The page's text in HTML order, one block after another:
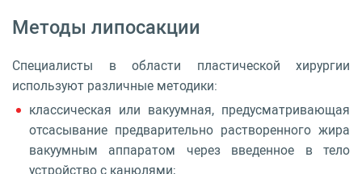
Методы липосакции
Специалисты в области пластической хирургии
используют различные методики:
классическая или вакуумная, предусматривающая
отсасывание предварительно растворенного жира
вакуумным аппаратом через введенное в тело
устройство с канюлями;